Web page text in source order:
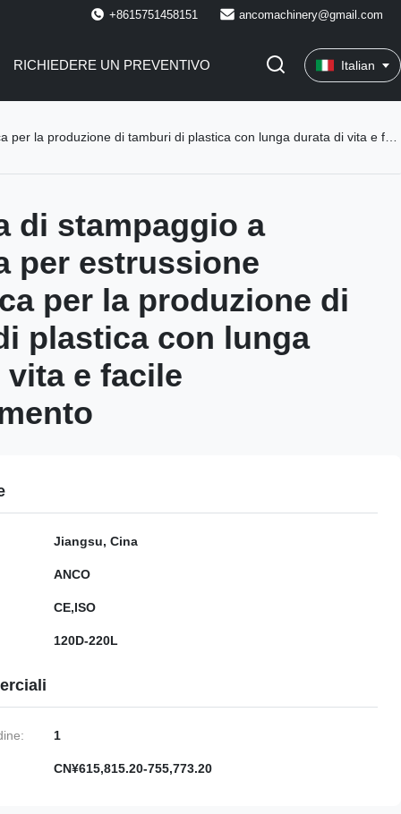
+8615751458151 ancomachinery@gmail.com
RICHIEDERE UN PREVENTIVO Italian
di tamburi di plastica con lunga durata di vita e facile funzionamento
di stampaggio a
per estrussione
per la produzione di
plastica con lunga
e facile
Jiangsu, Cina
ANCO
CE,ISO
120D-220L
1
CN¥615,815.20-755,773.20